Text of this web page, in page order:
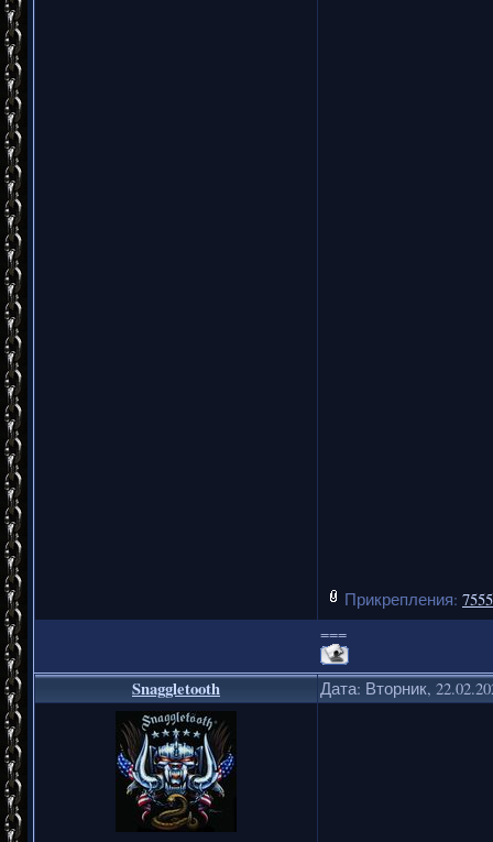
Прикрепления:
===
Snaggletooth Дата: Вторник,